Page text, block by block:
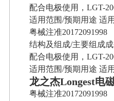
配合电极使用，LGT-
适用范围/预期用途 适
粤械注准20172091998
结构及组成/主要组成
配合电极使用，LGT-
适用范围/预期用途 适
龙之杰Longest电
粤械注准20172091998